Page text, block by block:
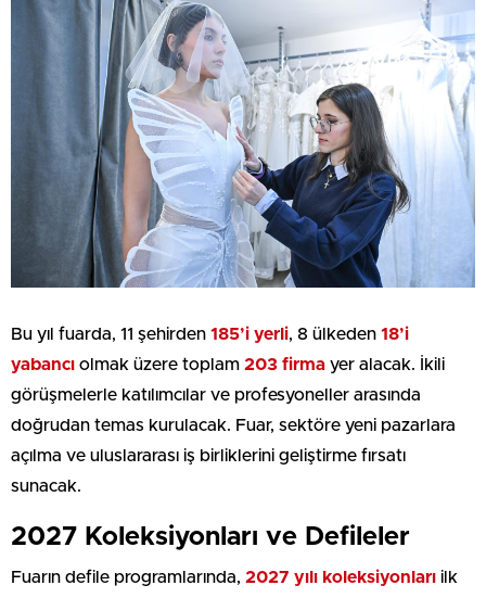
Bu yıl fuarda, 11 şehirden 185’i yerli, 8 ülkeden 18’i
yabancı olmak üzere toplam 203 firma yer alacak. İkili
görüşmelerle katılımcılar ve profesyoneller arasında
doğrudan temas kurulacak. Fuar, sektöre yeni pazarlara
açılma ve uluslararası iş birliklerini geliştirme fırsatı
sunacak.
2027 Koleksiyonları ve Defileler
Fuarın defile programlarında, 2027 yılı koleksiyonları ilk